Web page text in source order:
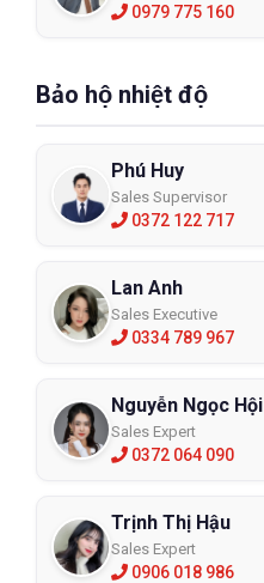
0979 775 160
Bảo hộ nhiệt độ
Phú Huy
Sales Supervisor
0372 122 717
Lan Anh
Sales Executive
0334 789 967
Nguyễn Ngọc Hội
Sales Expert
0372 064 090
Trịnh Thị Hậu
Sales Expert
0906 018 986